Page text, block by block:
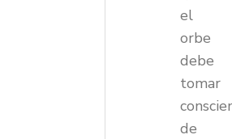
el
orbe
debe
tomar
de